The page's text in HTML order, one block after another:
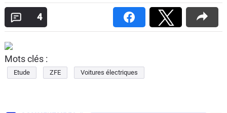
4
Mots clés :
Etude ZFE Voitures électriques